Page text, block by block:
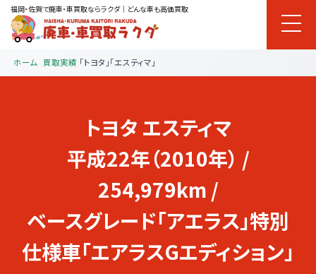
福岡・佐賀で廃車・車買取ならラクダ｜どんな車も高価買取
ホーム 買取実績 「トヨタ」「エスティマ」
トヨタ エスティマ
平成22年（2010年） /
254,979km /
ベースグレード「アエラス」特別
仕様車「エアラスGエディション」